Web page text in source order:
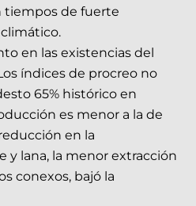
tiempos de fuerte
en las existencias del
índices de procreo no
65% histórico en
es menor a la de
en la
y lana, la menor extracción
conexos, bajó la